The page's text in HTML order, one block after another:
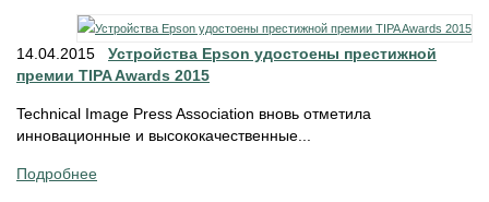
14.04.2015 Устройства Epson удостоены престижной
премии TIPA Awards 2015
Technical Image Press Association вновь отметила
инновационные и высококачественные...
Подробнее